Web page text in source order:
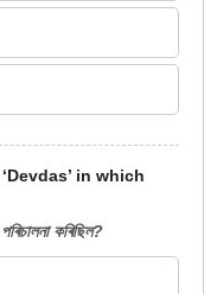
in which
কৰিছিল?